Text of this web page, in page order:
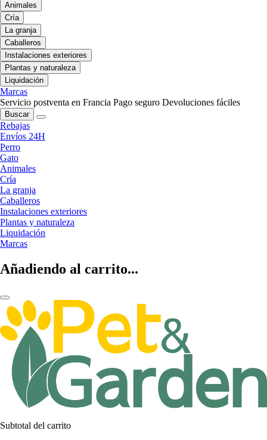
Animales
Cría
La granja
Caballeros
Instalaciones exteriores
Plantas y naturaleza
Liquidación
Marcas
Servicio postventa en Francia Pago seguro Devoluciones fáciles
Buscar
Rebajas
Envíos 24H
Perro
Gato
Animales
Cría
La granja
Caballeros
Instalaciones exteriores
Plantas y naturaleza
Liquidación
Marcas
Añadiendo al carrito...
Subtotal del carrito